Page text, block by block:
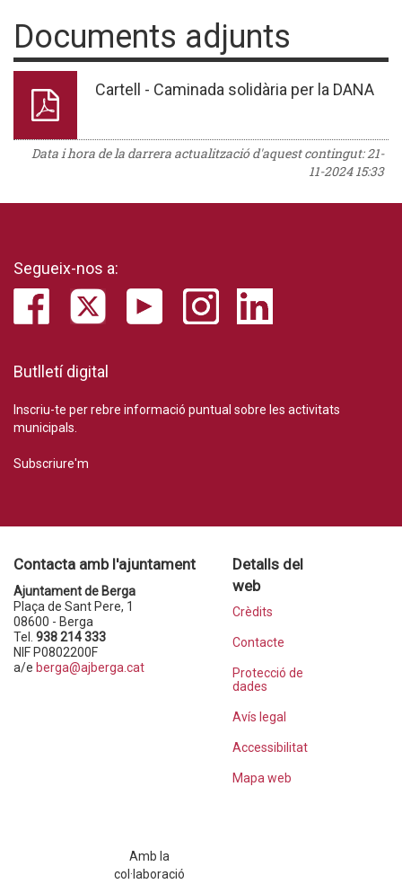
Documents adjunts
Cartell - Caminada solidària per la DANA
Data i hora de la darrera actualització d'aquest contingut:21-
11-2024 15:33
Segueix-nos a:
Butlletí digital
Inscriu-te per rebre informació puntual sobre les activitats
municipals.
Subscriure'm
Contacta amb l'ajuntament
Ajuntament de Berga
Plaça de Sant Pere, 1
08600 - Berga
Tel. 938 214 333
NIF P0802200F
a/e berga@ajberga.cat
Detalls del
web
Crèdits
Contacte
Protecció de
dades
Avís legal
Accessibilitat
Mapa web
Amb la
col·laboració